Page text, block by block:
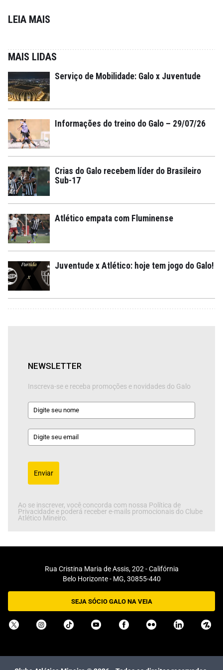
LEIA MAIS
MAIS LIDAS
Serviço de Mobilidade: Galo x Juventude
Informações do treino do Galo – 29/07/26
Crias do Galo recebem líder do Brasileiro
Sub-17
Atlético empata com Fluminense
Juventude x Atlético: hoje tem jogo do Galo!
NEWSLETTER
Inscreva-se e receba promoções e novidades do Galo
Enviar
Ao se inscrever, você concorda com nossa Política de
Privacidade e poderá receber e-mails promocionais do Clube
Atlético Mineiro.
Rua Cristina Maria de Assis, 202 - Califórnia
Belo Horizonte - MG, 30855-440
SEJA SÓCIO GALO NA VEIA